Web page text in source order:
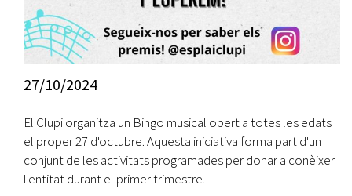
27/10/2024
El Clupi organitza un Bingo musical obert a totes les edats
el proper 27 d'octubre. Aquesta iniciativa forma part d'un
conjunt de les activitats programades per donar a conèixer
l'entitat durant el primer trimestre.